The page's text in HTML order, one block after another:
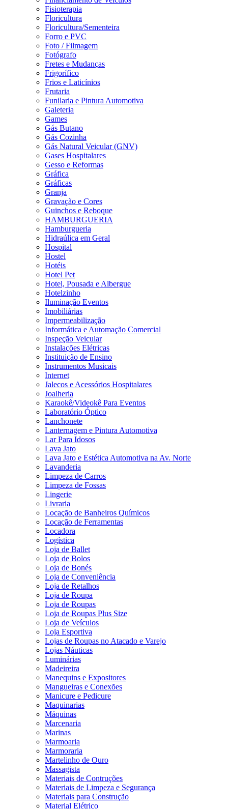
Fisioterapia
Floricultura
Floricultura/Sementeira
Forro e PVC
Foto / Filmagem
Fotógrafo
Fretes e Mudanças
Frigorífico
Frios e Laticínios
Frutaria
Funilaria e Pintura Automotiva
Galeteria
Games
Gás Butano
Gás Cozinha
Gás Natural Veicular (GNV)
Gases Hospitalares
Gesso e Reformas
Gráfica
Gráficas
Granja
Gravação e Cores
Guinchos e Reboque
HAMBURGUERIA
Hamburgueria
Hidraúlica em Geral
Hospital
Hostel
Hotéis
Hotel Pet
Hotel, Pousada e Albergue
Hotelzinho
Iluminação Eventos
Imobiliárias
Impermeabilização
Informática e Automação Comercial
Inspeção Veicular
Instalações Elétricas
Instituição de Ensino
Instrumentos Musicais
Internet
Jalecos e Acessórios Hospitalares
Joalheria
Karaokê/Videokê Para Eventos
Laboratório Óptico
Lanchonete
Lanternagem e Pintura Automotiva
Lar Para Idosos
Lava Jato
Lava Jato e Estética Automotiva na Av. Norte
Lavanderia
Limpeza de Carros
Limpeza de Fossas
Lingerie
Livraria
Locação de Banheiros Químicos
Locação de Ferramentas
Locadora
Logística
Loja de Ballet
Loja de Bolos
Loja de Bonés
Loja de Conveniência
Loja de Retalhos
Loja de Roupa
Loja de Roupas
Loja de Roupas Plus Size
Loja de Veículos
Loja Esportiva
Lojas de Roupas no Atacado e Varejo
Lojas Náuticas
Luminárias
Madeireira
Manequins e Expositores
Mangueiras e Conexões
Manicure e Pedicure
Maquinarias
Máquinas
Marcenaria
Marinas
Marmoaria
Marmoraria
Martelinho de Ouro
Massagista
Materiais de Contruções
Materiais de Limpeza e Segurança
Materiais para Construção
Material Elétrico